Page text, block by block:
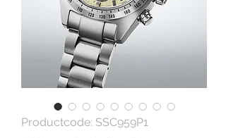
Productcode: SSC959P1